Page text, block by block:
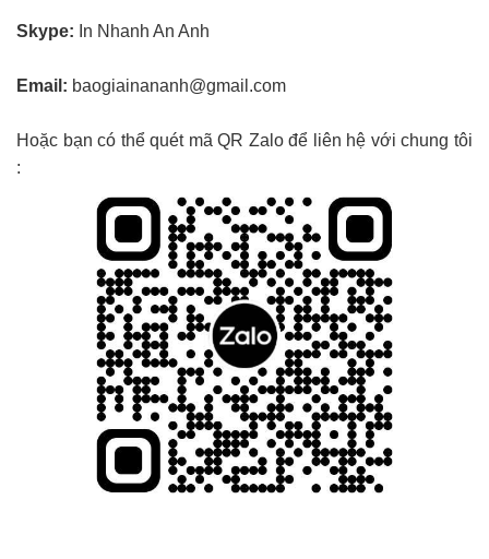
Skype: In Nhanh An Anh
Email: baogiainananh@gmail.com
Hoặc bạn có thể quét mã QR Zalo để liên hệ với chung tôi
: